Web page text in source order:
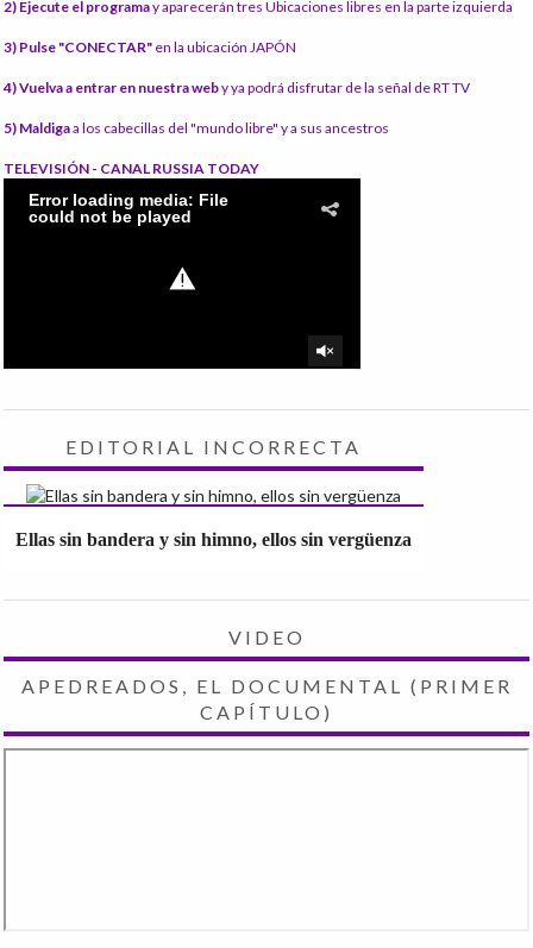
2) Ejecute el programay aparecerán tres Ubicaciones libres en la parte izquierda
3) Pulse "CONECTAR" en la ubicación JAPÓN
4) Vuelva a entrar en nuestra weby ya podrá disfrutar de la señal de RT TV
5) Maldigaa los cabecillas del "mundo libre" y a sus ancestros
TELEVISIÓN - CANAL RUSSIA TODAY
EDITORIAL INCORRECTA
Ellas sin bandera y sin himno, ellos sin vergüenza
VIDEO
APEDREADOS, EL DOCUMENTAL (PRIMER
CAPÍTULO)